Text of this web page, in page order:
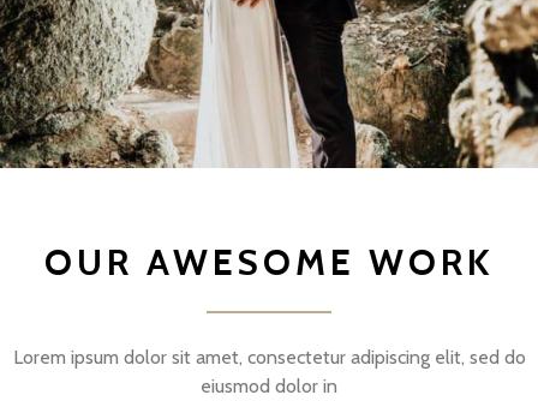
OUR AWESOME WORK
Lorem ipsum dolor sit amet, consectetur adipiscing elit, sed do
eiusmod dolor in